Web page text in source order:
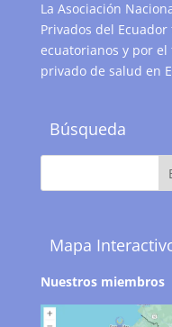
La Asociación
Privados del
ecuatorianos y por
privado de salud en
Búsqueda
Mapa
Nuestros miembros